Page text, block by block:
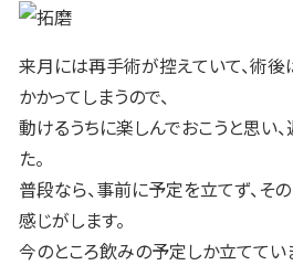
来月には再手術が控えていて、術
かかってしまうので、
動けるうちに楽しんでおこうと思い
た。
普段なら、事前に予定を立てず、そ
感じがします。
今のところ飲みの予定しか立ててい